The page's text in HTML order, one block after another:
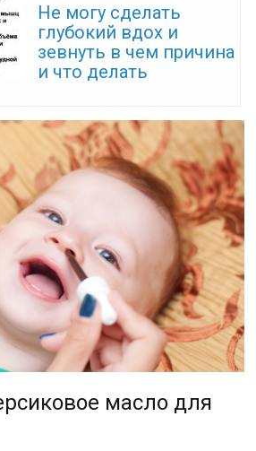
Не могу сделать
глубокий вдох и
зевнуть в чем причина
и что делать
масло для